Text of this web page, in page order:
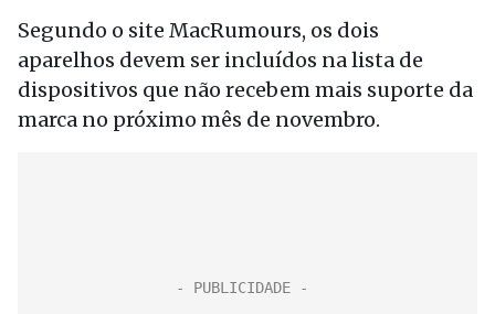
Segundo o site MacRumours, os dois
aparelhos devem ser incluídos na lista de
dispositivos que não recebem mais suporte da
marca no próximo mês de novembro.